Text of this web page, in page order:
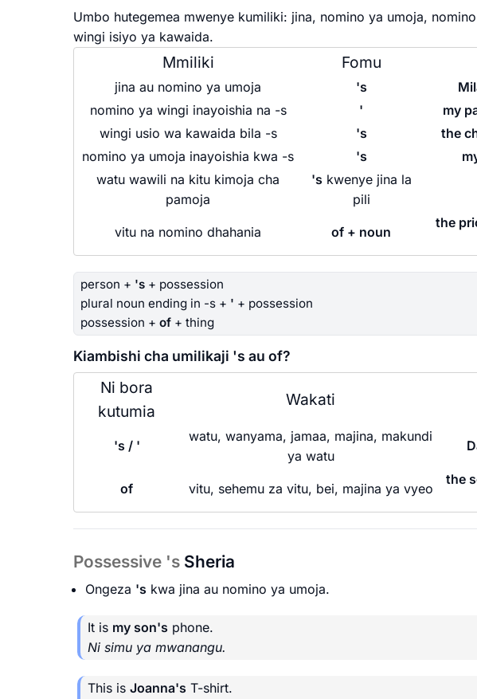
Umbo hutegemea mwenye kumiliki: jina, nomino ya umoja,
wingi isiyo ya kawaida.
Mmiliki Fomu
jina au nomino ya umoja 's
nomino ya wingi inayoishia na -s
' my
wingi usio wa kawaida bila -s
's the
nomino ya umoja inayoishia kwa -s
's
watu wawili na kitu kimoja cha
pamoja
's kwenye jina la
pili
vitu na nomino dhahania of + noun
the
person + 's + possession
plural noun ending in -s + ' + possession
possession + of + thing
Kiambishi cha umilikaji 's au of?
Ni bora
kutumia
Wakati
's / '
watu, wanyama, jamaa, majina, makundi
ya watu
of vitu, sehemu za vitu, bei, majina ya vyeo
the
Possessive 's Sheria
Ongeza 's kwa jina au nomino ya umoja.
It is my son's phone.
Ni simu ya mwanangu.
This is Joanna's T-shirt.